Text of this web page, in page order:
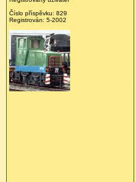
Číslo příspěvku: 829
Registrován: 5-2002